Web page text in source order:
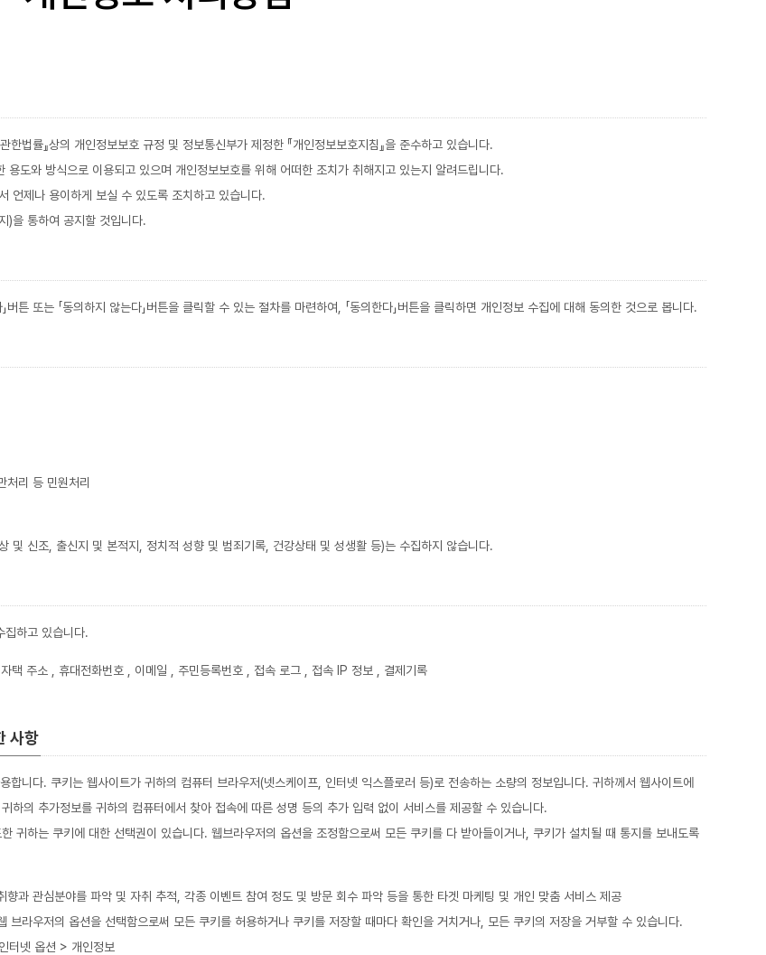
법률』상의 개인정보보호 규정 및 정보통신부가 제정한 『개인정보보호지침』을 준수하고 있습니다.
도와 방식으로 이용되고 있으며 개인정보보호를 위해 어떠한 조치가 취해지고 있는지 알려드립니다.
언제나 용이하게 보실 수 있도록 조치하고 있습니다.
)을 통하여 공지할 것입니다.
튼 또는 「동의하지 않는다」버튼을 클릭할 수 있는 절차를 마련하여, 「동의한다」버튼을 클릭하면 개인정보 수집에 대해 동의한 것으로 봅니다.
처리 등 민원처리
및 신조, 출신지 및 본적지, 정치적 성향 및 범죄기록, 건강상태 및 성생활 등)는 수집하지 않습니다.
집하고 있습니다.
택 주소 , 휴대전화번호 , 이메일 , 주민등록번호 , 접속 로그 , 접속 IP 정보 , 결제기록
사항
니다. 쿠키는 웹사이트가 귀하의 컴퓨터 브라우저(넷스케이프, 인터넷 익스플로러 등)로 전송하는 소량의 정보입니다. 귀하께서 웹사이트에
하의 추가정보를 귀하의 컴퓨터에서 찾아 접속에 따른 성명 등의 추가 입력 없이 서비스를 제공할 수 있습니다.
귀하는 쿠키에 대한 선택권이 있습니다. 웹브라우저의 옵션을 조정함으로써 모든 쿠키를 다 받아들이거나, 쿠키가 설치될 때 통지를 보내도록
과 관심분야를 파악 및 자취 추적, 각종 이벤트 참여 정도 및 방문 회수 파악 등을 통한 타겟 마케팅 및 개인 맞춤 서비스 제공
라우저의 옵션을 선택함으로써 모든 쿠키를 허용하거나 쿠키를 저장할 때마다 확인을 거치거나, 모든 쿠키의 저장을 거부할 수 있습니다.
터넷 옵션 > 개인정보